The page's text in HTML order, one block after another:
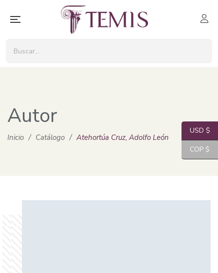
Autor
Inicio / Catálogo / Atehortúa Cruz, Adolfo León
USD $
COP $